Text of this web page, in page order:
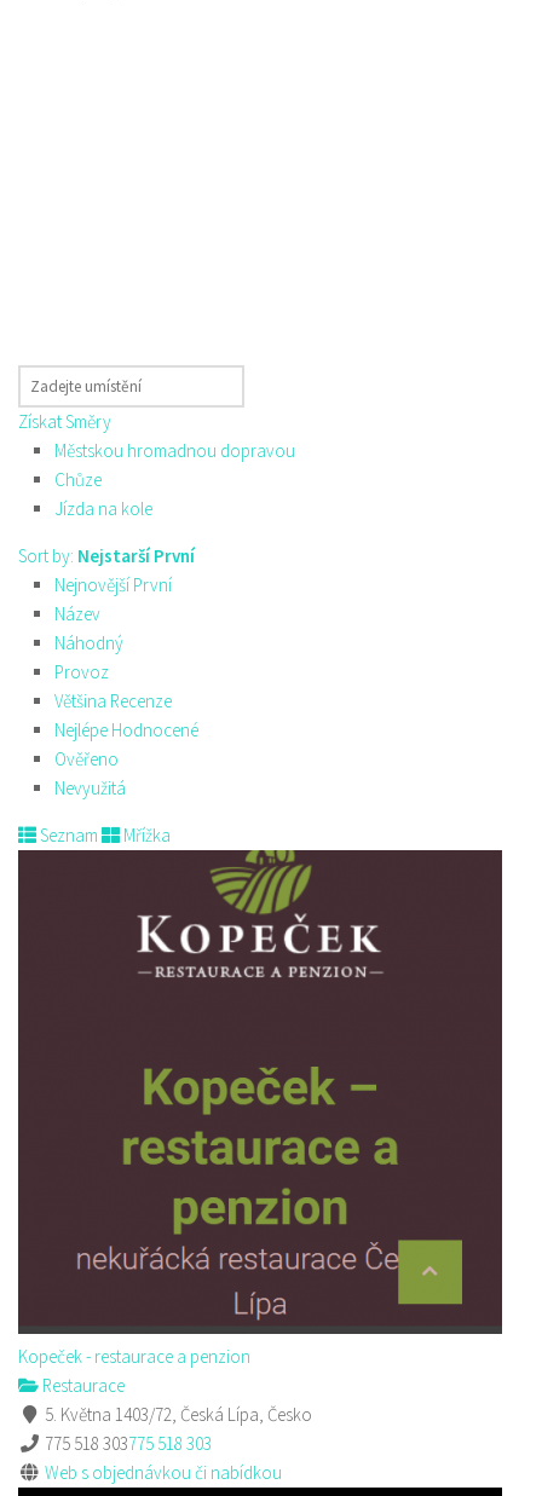
Získat Směry
Městskou hromadnou dopravou
Chůze
Jízda na kole
Sort by: Nejstarší První
Nejnovější První
Název
Náhodný
Provoz
Většina Recenze
Nejlépe Hodnocené
Ověřeno
Nevyužitá
Seznam Mřížka
Kopeček - restaurace a penzion
Restaurace
5. Května 1403/72, Česká Lípa, Česko
775 518 303775 518 303
Web s objednávkou či nabídkou